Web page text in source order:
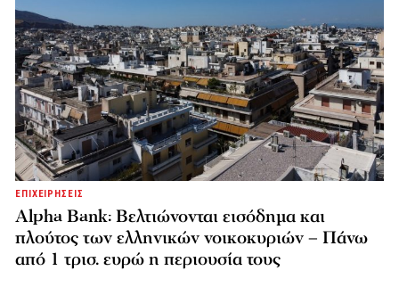
ΕΠΙΧΕΙΡΗΣΕΙΣ
Alpha Bank: Βελτιώνονται εισόδημα και
πλούτος των ελληνικών νοικοκυριών – Πάνω
από 1 τρισ. ευρώ η περιουσία τους